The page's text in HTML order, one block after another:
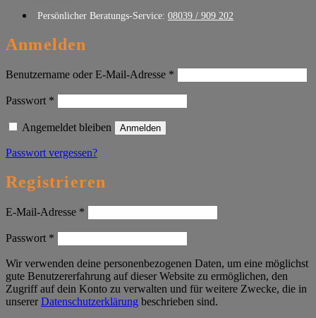
Persönlicher Beratungs-Service: 08039 / 909 202
Anmelden
Benutzername oder E-Mail-Adresse *
Passwort *
Angemeldet bleiben Anmelden
Passwort vergessen?
Registrieren
E-Mail-Adresse *
Passwort *
Wir verwenden deine personenbezogenen Daten, um eine möglichst
gute Benutzererfahrung auf dieser Website zu ermöglichen, den
Zugriff auf dein Konto zu verwalten und für weitere Zwecke, die in
unserer Datenschutzerklärung beschrieben sind.